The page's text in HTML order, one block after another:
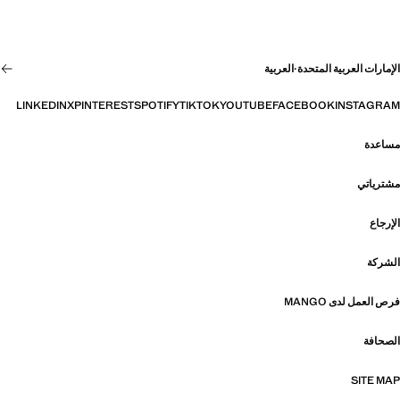
الإمارات العربية المتحدة·العربية
INSTAGRAM
FACEBOOK
YOUTUBE
TIKTOK
SPOTIFY
PINTEREST
X
LINKEDIN
مساعدة
مشترياتي
الإرجاع
الشركة
فرص العمل لدى MANGO
الصحافة
SITE MAP